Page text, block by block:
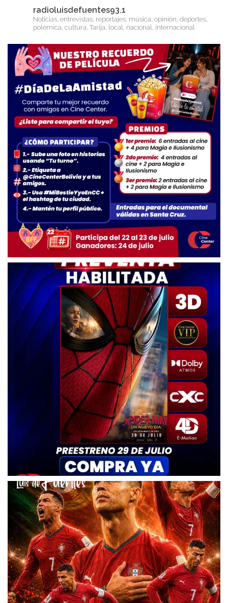
radioluisdefuentes93.1
Noticias, entrevistas, reportajes, música, opinión, deportes,
polémica, cultura, Tarija, local, nacional, internacional